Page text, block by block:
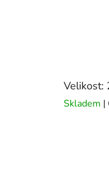
Velikost:
Skladem |